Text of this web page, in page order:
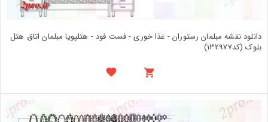
دانلود نقشه مبلمان رستوران - غذا خوری - فست فود - هتلپویا مبلمان اتاق هتل
بلوک (کد132977)